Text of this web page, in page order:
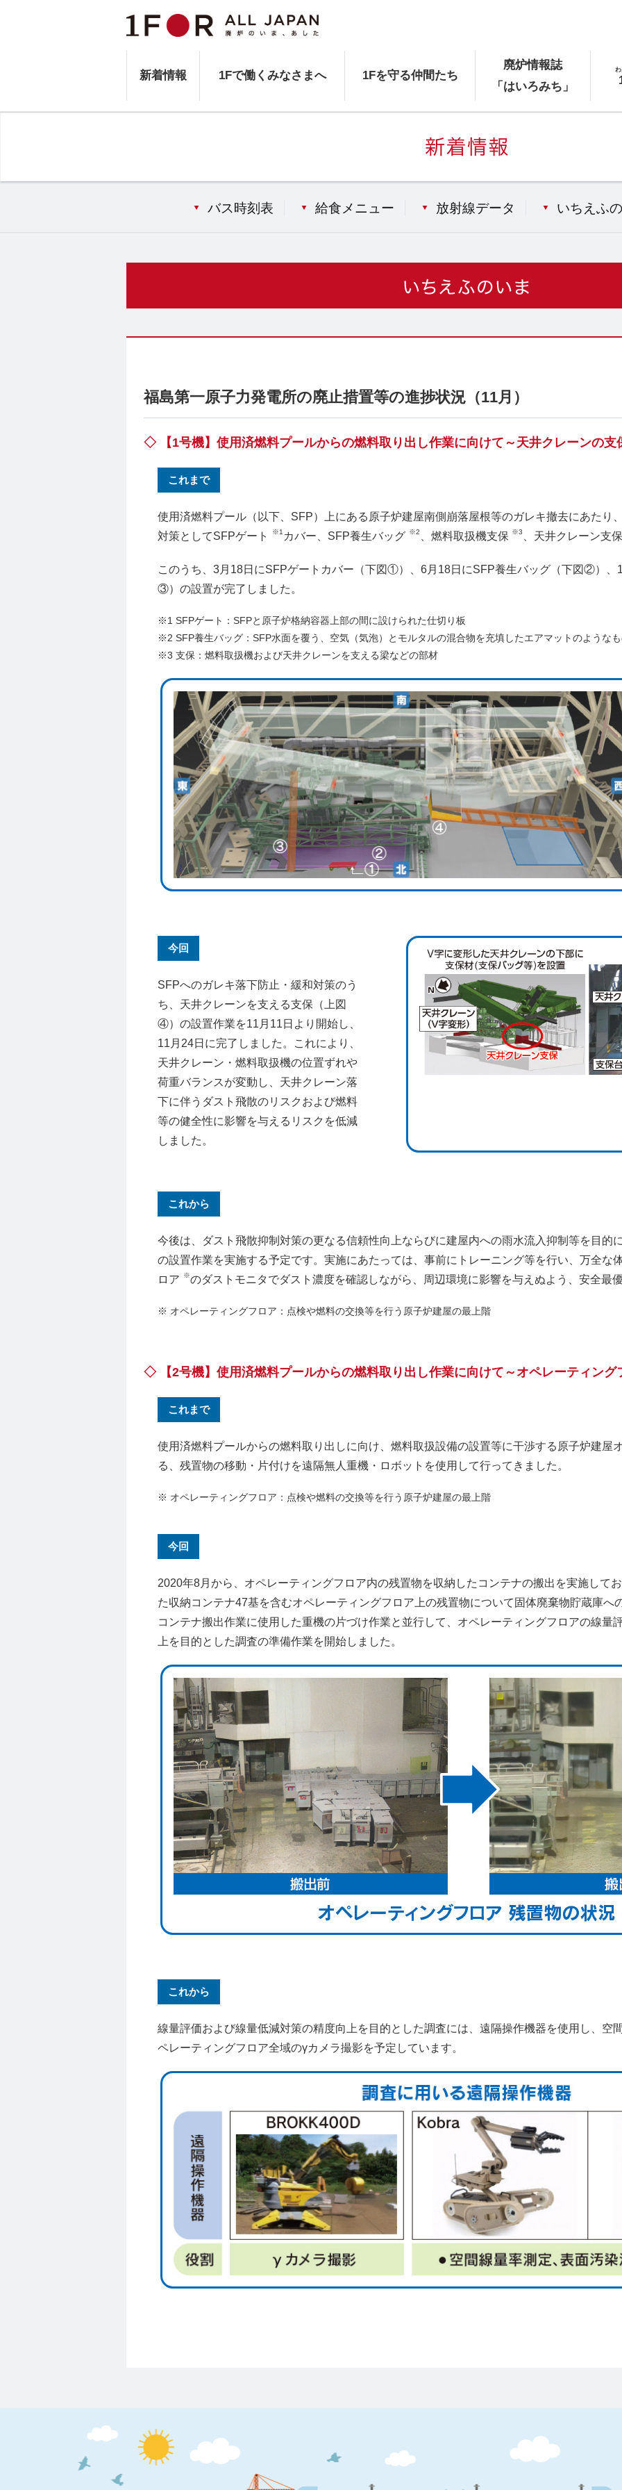
新着情報 1Fで働くみなさまへ 1Fを守る仲間たち
廃炉情報誌
「はいろみち」
バス時刻表 給食メニュー 放射線データ いちえふ
福島第一原子力発電所の廃止措置等の進捗状況（11月）
◇ 【1号機】使用済燃料プールからの燃料取り出し作業に向けて～天井クレーンの支
これまで
使用済燃料プール（以下、SFP）上にある原子炉建屋南側崩落屋根等のガレキ撤去にあたり
対策としてSFPゲート
※1 カバー、SFP養生バッグ ※2 、燃料取扱機支保 ※3 、天井クレーン支
このうち、3月18日にSFPゲートカバー（下図①）、6月18日にSFP養生バッグ（下図②）、
③）の設置が完了しました。
※1 SFPゲート：SFPと原子炉格納容器上部の間に設けられた仕切り板
※2 SFP養生バッグ：SFP水面を覆う、空気（気泡）とモルタルの混合物を充填したエアマットのような
※3 支保：燃料取扱機および天井クレーンを支える梁などの部材
今回
SFPへのガレキ落下防止・緩和対策のう
ち、天井クレーンを支える支保（上図
④）の設置作業を11月11日より開始し、
11月24日に完了しました。これにより、
天井クレーン・燃料取扱機の位置ずれや
荷重バランスが変動し、天井クレーン落
下に伴うダスト飛散のリスクおよび燃料
等の健全性に影響を与えるリスクを低減
しました。
これから
今後は、ダスト飛散抑制対策の更なる信頼性向上ならびに建屋内への雨水流入抑制等を目的
の設置作業を実施する予定です。実施にあたっては、事前にトレーニング等を行い、万全な
ロア
※のダストモニタでダスト濃度を確認しながら、周辺環境に影響を与えぬよう、安全最
※ オペレーティングフロア：点検や燃料の交換等を行う原子炉建屋の最上階
◇ 【2号機】使用済燃料プールからの燃料取り出し作業に向けて～オペレーティング
これまで
使用済燃料プールからの燃料取り出しに向け、燃料取扱設備の設置等に干渉する原子炉建屋
る、残置物の移動・片付けを遠隔無人重機・ロボットを使用して行ってきました。
※ オペレーティングフロア：点検や燃料の交換等を行う原子炉建屋の最上階
今回
2020年8月から、オペレーティングフロア内の残置物を収納したコンテナの搬出を実施して
た収納コンテナ47基を含むオペレーティングフロア上の残置物について固体廃棄物貯蔵庫へ
コンテナ搬出作業に使用した重機の片づけ作業と並行して、オペレーティングフロアの線量
上を目的とした調査の準備作業を開始しました。
これから
線量評価および線量低減対策の精度向上を目的とした調査には、遠隔操作機器を使用し、空
ペレーティングフロア全域のγカメラ撮影を予定しています。